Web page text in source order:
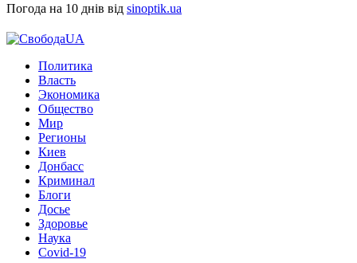
Погода на 10 днів від sinoptik.ua
Политика
Власть
Экономика
Общество
Мир
Регионы
Киев
Донбасс
Криминал
Блоги
Досье
Здоровье
Наука
Covid-19